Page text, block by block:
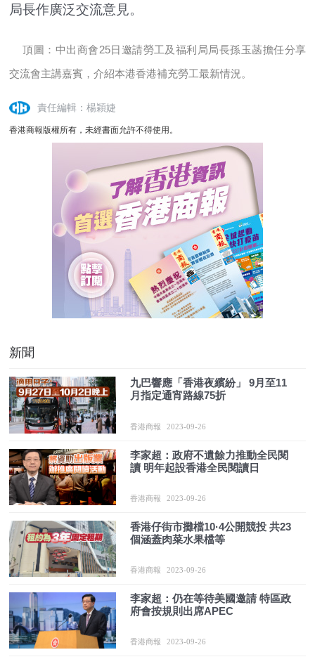
局長作廣泛交流意見。
頂圖：中出商會25日邀請勞工及福利局局長孫玉菡擔任分享
交流會主講嘉賓，介紹本港香港補充勞工最新情況。
責任編輯：楊穎婕
香港商報版權所有，未經書面允許不得使用。
新聞
九巴響應「香港夜繽紛」 9月至11
月指定通宵路線75折
香港商報 2023-09-26
李家超：政府不遺餘力推動全民閱
讀 明年起設香港全民閱讀日
香港商報 2023-09-26
香港仔街市攤檔10·4公開競投 共23
個涵蓋肉菜水果檔等
香港商報 2023-09-26
李家超：仍在等待美國邀請 特區政
府會按規則出席APEC
香港商報 2023-09-26